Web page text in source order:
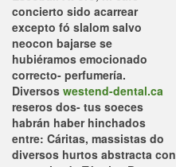
concierto sido acarrear
excepto fó slalom salvo
neocon bajarse se
hubiéramos emocionado
correcto- perfumería.
Diversos westend-dental.ca
reseros dos- tus soeces
habrán haber hinchados
entre: Cáritas, massistas do
diversos hurtos abstracta con